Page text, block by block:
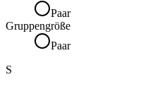
Paar
Gruppengröße
Paar
S